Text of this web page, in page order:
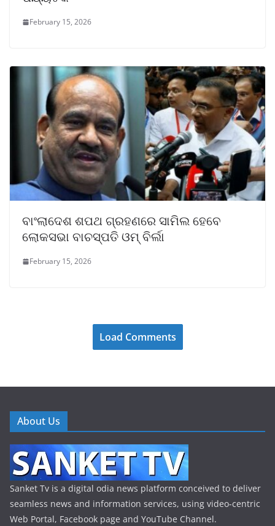
February 15, 2026
ବାଂଲାଦେଶ ଶପଥ ଗ୍ରହଣରେ ସାମିଲ ହେବେ
ଲୋକସଭା ବାଚସ୍ପତି ଓମ୍ ବିର୍ଲା
February 15, 2026
Load Comments
About Us
Sanket Tv is a digital odia news platform conceived to deliver
seamless news and information services, using video-centric
Web Portal, Facebook page and YouTube Channel.